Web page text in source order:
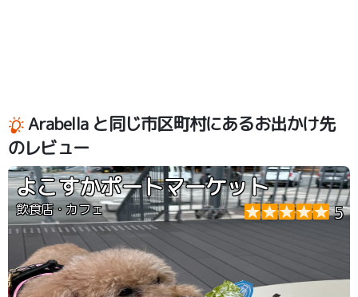
Arabella と同じ市区町村にあるお出かけ先
のレビュー
よこすかポートマーケット
飲食店・カフェ 5